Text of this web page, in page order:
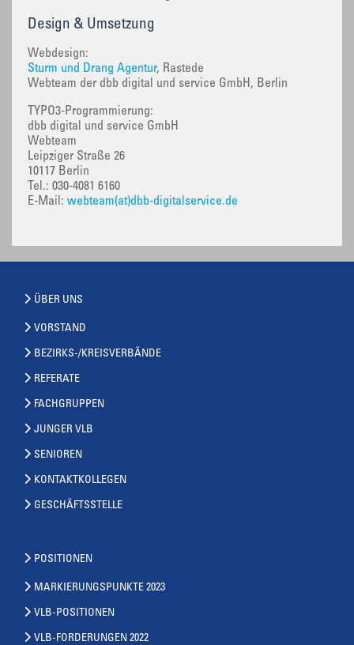
Design & Umsetzung
Webdesign:
Sturm und Drang Agentur, Rastede
Webteam der dbb digital und service GmbH, Berlin
TYPO3-Programmierung:
dbb digital und service GmbH
Webteam
Leipziger Straße 26
10117 Berlin
Tel.: 030-4081 6160
E-Mail: webteam(at)dbb-digitalservice.de
ÜBER UNS
VORSTAND
BEZIRKS-/KREISVERBÄNDE
REFERATE
FACHGRUPPEN
JUNGER VLB
SENIOREN
KONTAKTKOLLEGEN
GESCHÄFTSSTELLE
POSITIONEN
MARKIERUNGSPUNKTE 2023
VLB-POSITIONEN
VLB-FORDERUNGEN 2022